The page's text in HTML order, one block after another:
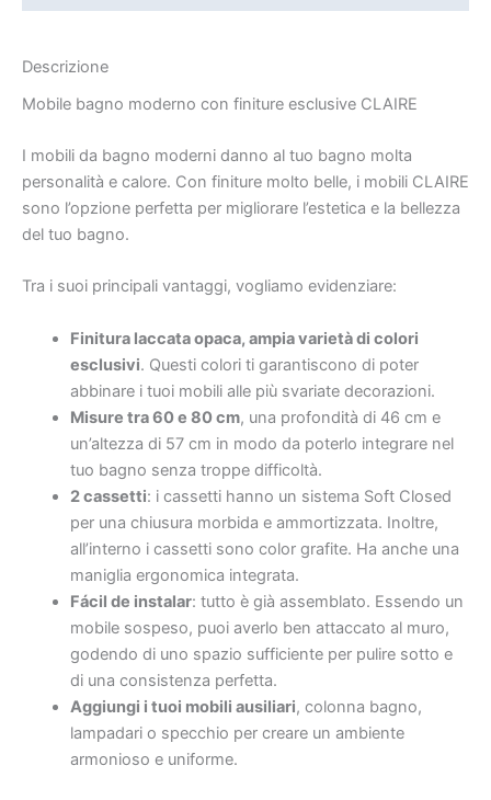
Descrizione
Mobile bagno moderno con finiture esclusive CLAIRE
I mobili da bagno moderni danno al tuo bagno molta
personalità e calore. Con finiture molto belle, i mobili CLAIRE
sono l’opzione perfetta per migliorare l’estetica e la bellezza
del tuo bagno.
Tra i suoi principali vantaggi, vogliamo evidenziare:
Finitura laccata opaca, ampia varietà di colori
esclusivi. Questi colori ti garantiscono di poter
abbinare i tuoi mobili alle più svariate decorazioni.
Misure tra 60 e 80 cm, una profondità di 46 cm e
un’altezza di 57 cm in modo da poterlo integrare nel
tuo bagno senza troppe difficoltà.
2 cassetti: i cassetti hanno un sistema Soft Closed
per una chiusura morbida e ammortizzata. Inoltre,
all’interno i cassetti sono color grafite. Ha anche una
maniglia ergonomica integrata.
Fácil de instalar: tutto è già assemblato. Essendo un
mobile sospeso, puoi averlo ben attaccato al muro,
godendo di uno spazio sufficiente per pulire sotto e
di una consistenza perfetta.
Aggiungi i tuoi mobili ausiliari, colonna bagno,
lampadari o specchio per creare un ambiente
armonioso e uniforme.